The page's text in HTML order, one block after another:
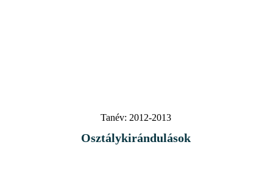
Tanév: 2012-2013
Osztálykirándulások